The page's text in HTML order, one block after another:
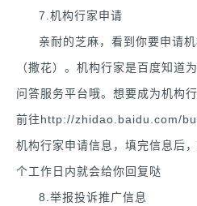
7.机构行家申请
亲耐的芝麻，看到你要申请
（撒花）。机构行家是百度知道
问答服务平台哦。想要成为机构
前往http://zhidao.baidu.com/
机构行家申请信息，填完信息后
个工作日内就会给你回复哒
8.举报投诉推广信息